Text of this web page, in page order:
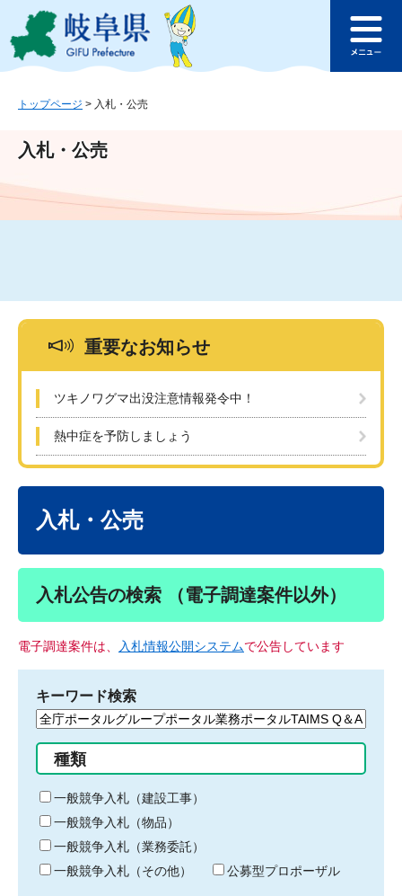
ジ
ュ
文
このページの本文へ
ュ
トップページ > 入札・公売
入札・公売
重要なお知らせ
ツキノワグマ出没注意情報発令中！
熱中症を予防しましょう
入札・公売
入札公告の検索 （電子調達案件以外）
電子調達案件は、 入札情報公開システムで公告しています
キーワード検索
検
る
キ
ー
ワ
ー
ド
種類
一般競争入札（建設工事）
一般競争入札（物品）
一般競争入札（業務委託）
一般競争入札（その他）
公募型プロポーザル